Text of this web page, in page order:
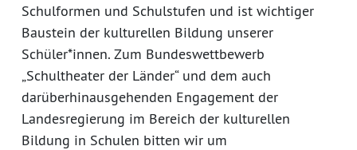
Schulformen und Schulstufen und ist wichtiger
Baustein der kulturellen Bildung unserer
Schüler*innen. Zum Bundeswettbewerb
„Schultheater der Länder“ und dem auch
darüberhinausgehenden Engagement der
Landesregierung im Bereich der kulturellen
Bildung in Schulen bitten wir um